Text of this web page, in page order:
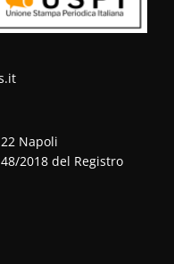
Napoli
2018 del Registro